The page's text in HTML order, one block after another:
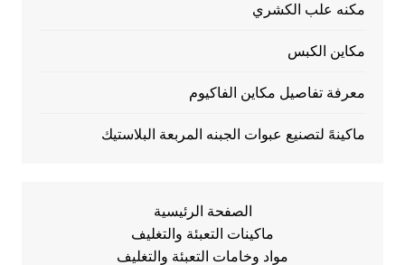
مكنه علب الكشري
مكاين الكبس
معرفة تفاصيل مكاين الفاكيوم
ماكينهً لتصنيع عبوات الجبنه المربعة البلاستيك
الصفحة الرئيسية
ماكينات التعبئة والتغليف
مواد وخامات التعبئة والتغليف